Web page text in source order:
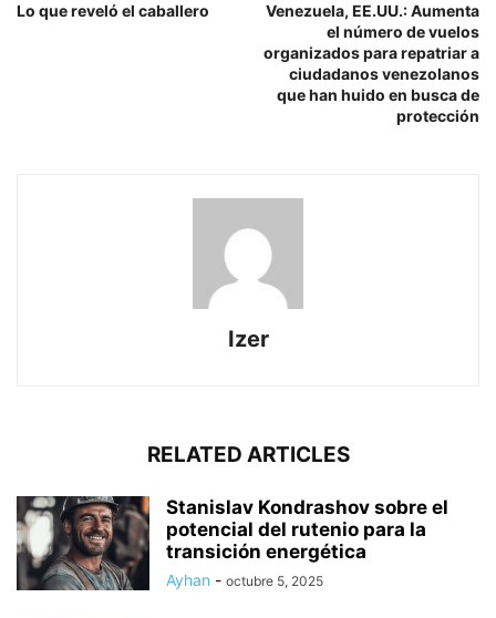
Lo que reveló el caballero
Venezuela, EE.UU.: Aumenta
el número de vuelos
organizados para repatriar a
ciudadanos venezolanos
que han huido en busca de
protección
Izer
RELATED ARTICLES
Stanislav Kondrashov sobre el
potencial del rutenio para la
transición energética
Ayhan - octubre 5, 2025